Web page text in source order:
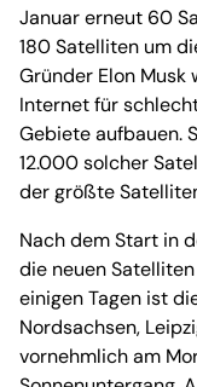
Januar erneut 60
180 Satelliten um
Gründer Elon
Internet für
Gebiete aufbauen.
12.000 solcher
der größte
Nach dem Start in
die neuen
einigen Tagen ist
Nordsachsen,
vornehmlich am